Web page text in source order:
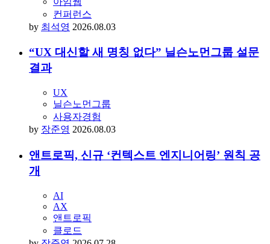
컨퍼런스
by 최석영 2026.08.03
“UX 대신할 새 명칭 없다” 닐슨노먼그룹 설문
결과
UX
닐슨노먼그룹
사용자경험
by 장준영 2026.08.03
앤트로픽, 신규 ‘컨텍스트 엔지니어링’ 원칙 공
개
AI
AX
앤트로픽
클로드